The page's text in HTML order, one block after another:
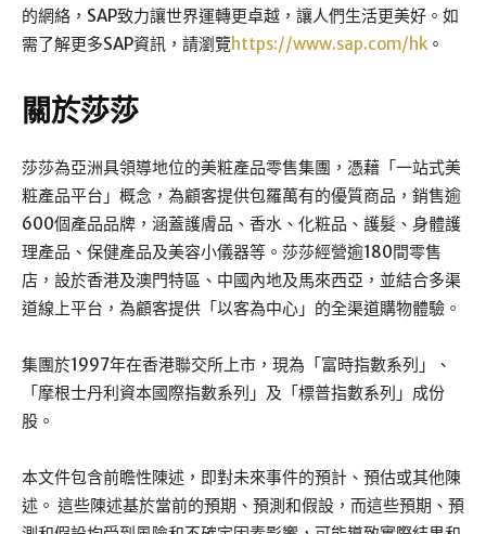
的網絡，SAP致力讓世界運轉更卓越，讓人們生活更美好。如
需了解更多SAP資訊，請瀏覽https://www.sap.com/hk。
關於莎莎
莎莎為亞洲具領導地位的美粧產品零售集團，憑藉「一站式美
粧產品平台」概念，為顧客提供包羅萬有的優質商品，銷售逾
600個產品品牌，涵蓋護膚品、香水、化粧品、護髮、身體護
理產品、保健產品及美容小儀器等。莎莎經營逾180間零售
店，設於香港及澳門特區、中國內地及馬來西亞，並結合多渠
道線上平台，為顧客提供「以客為中心」的全渠道購物體驗。
集團於1997年在香港聯交所上市，現為「富時指數系列」、
「摩根士丹利資本國際指數系列」及「標普指數系列」成份
股。
本文件包含前瞻性陳述，即對未來事件的預計、預估或其他陳
述。 這些陳述基於當前的預期、預測和假設，而這些預期、預